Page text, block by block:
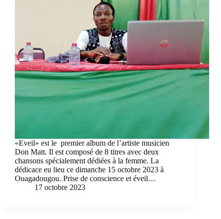
«Eveil» est le premier album de l’artiste musicien
Don Matt. Il est composé de 8 titres avec deux
chansons spécialement dédiées à la femme. La
dédicace eu lieu ce dimanche 15 octobre 2023 à
Ouagadougou. Prise de conscience et éveil…
17 octobre 2023